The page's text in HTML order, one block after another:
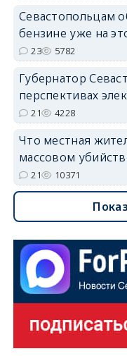
Севастопольцам
бензине уже на
23 5782
Губернатор
перспективах
21 4228
Что местная
массовом
21 10371